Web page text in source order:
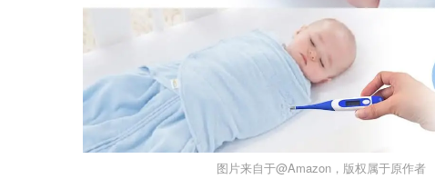
图片来自于@Amazon，版权属于原作者